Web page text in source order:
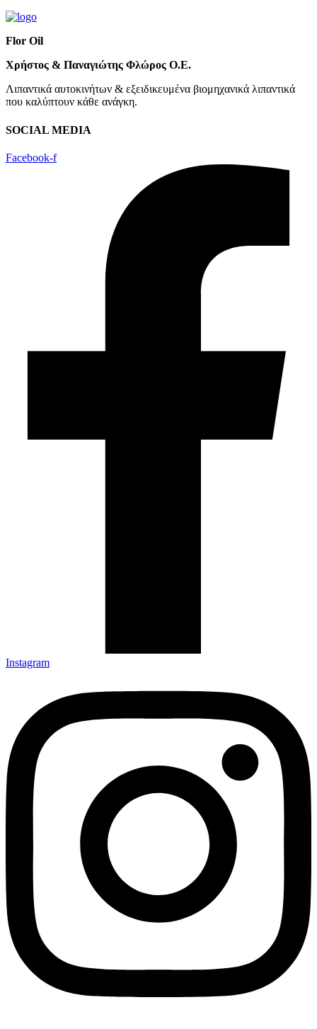
Flor Oil
Χρήστος & Παναγιώτης Φλώρος Ο.Ε.
Λιπαντικά αυτοκινήτων & εξειδικευμένα βιομηχανικά λιπαντικά
που καλύπτουν κάθε ανάγκη.
SOCIAL MEDIA
Facebook-f
Instagram